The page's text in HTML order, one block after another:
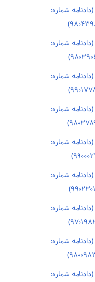
شماره:
شماره:
شماره:
شماره:
شماره:
شماره:
شماره:
شماره:
شماره: